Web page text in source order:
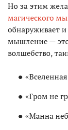
Но за этим
магического
обнаруживает
мышление —
волшебство,
«Гром не
«Манна